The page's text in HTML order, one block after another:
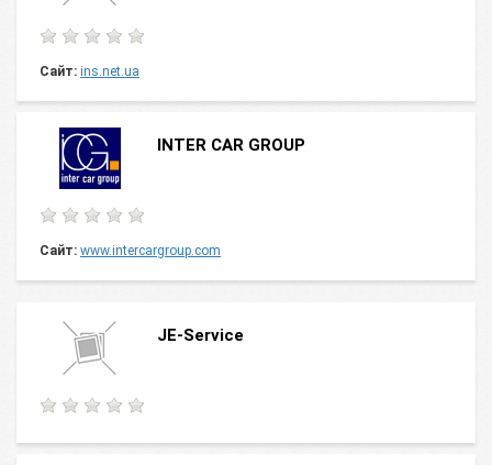
Сайт: ins.net.ua
INTER CAR GROUP
Сайт: www.intercargroup.com
JE-Service